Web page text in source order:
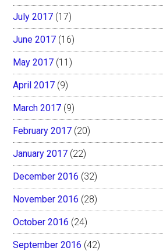
July 2017 (17)
June 2017 (16)
May 2017 (11)
April 2017 (9)
March 2017 (9)
February 2017 (20)
January 2017 (22)
December 2016 (32)
November 2016 (28)
October 2016 (24)
September 2016 (42)